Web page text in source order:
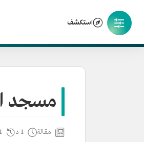
استكشف
مسجد
مقالة 1 د